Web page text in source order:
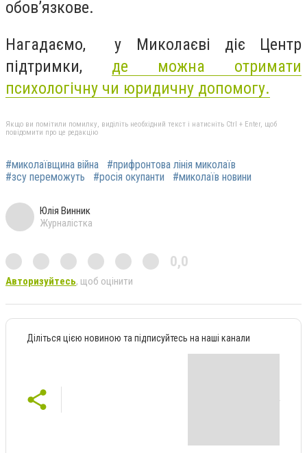
обов’язкове.
Нагадаємо,
у Миколаєві діє Центр
підтримки, де можна отримати
психологічну чи юридичну допомогу.
Якщо ви помітили помилку, виділіть необхідний текст і натисніть Ctrl + Enter, щоб
повідомити про це редакцію
#миколаївщина війна
#прифронтова лінія миколаїв
#зсу переможуть
#росія окупанти #миколаїв новини
Юлія Винник
Журналістка
0,0
Авторизуйтесь, щоб оцінити
Діліться цією новиною та підписуйтесь на наші канали